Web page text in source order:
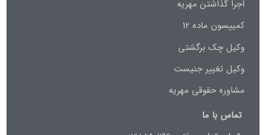
اجرا گذاشتن مهریه
کمییسون ماده 12
وکیل چک برگشتی
وکیل تغییر جنیست
مشاوره حقوقی مهریه
تماس با ما